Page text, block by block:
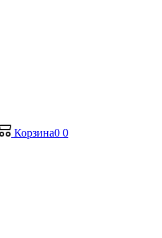
Корзина0 0